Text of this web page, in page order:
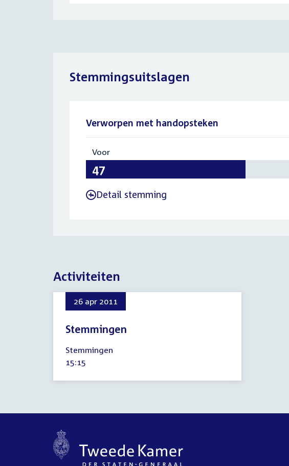
Stemmingsuitslagen
Verworpen met handopsteken
Voor
- Detail stemming
Activiteiten
26 apr 2011
Stemmingen
april
2011
Stemmingen
Tijd
15:15